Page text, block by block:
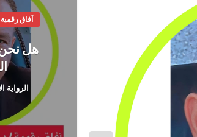
آفاق
هل
الرواية